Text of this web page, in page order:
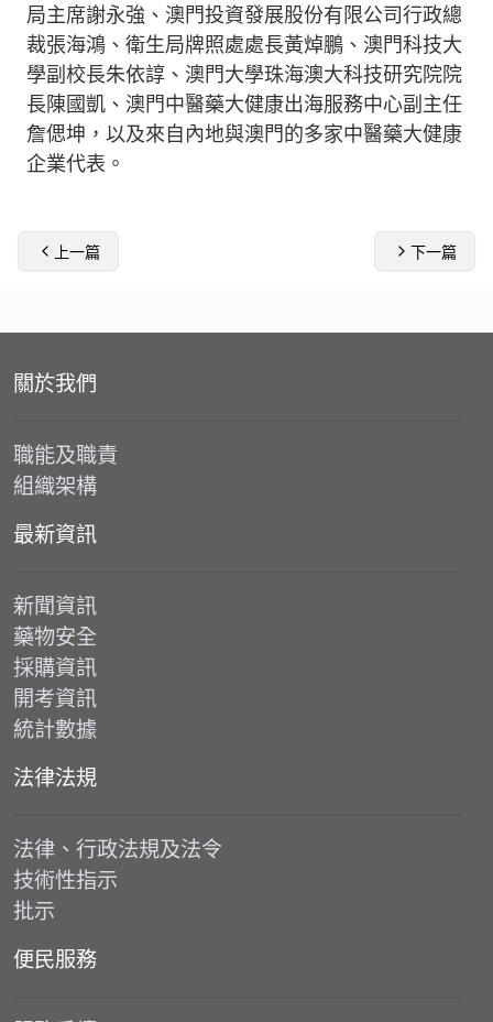
局主席謝永強、澳門投資發展股份有限公司行政總
裁張海鴻、衛生局牌照處處長黃焯鵬、澳門科技大
學副校長朱依諄、澳門大學珠海澳大科技研究院院
長陳國凱、澳門中醫藥大健康出海服務中心副主任
詹偲坤，以及來自內地與澳門的多家中醫藥大健康
企業代表。
上一篇 下一篇
關於我們
職能及職責
組織架構
最新資訊
新聞資訊
藥物安全
採購資訊
開考資訊
統計數據
法律法規
法律、行政法規及法令
技術性指示
批示
便民服務